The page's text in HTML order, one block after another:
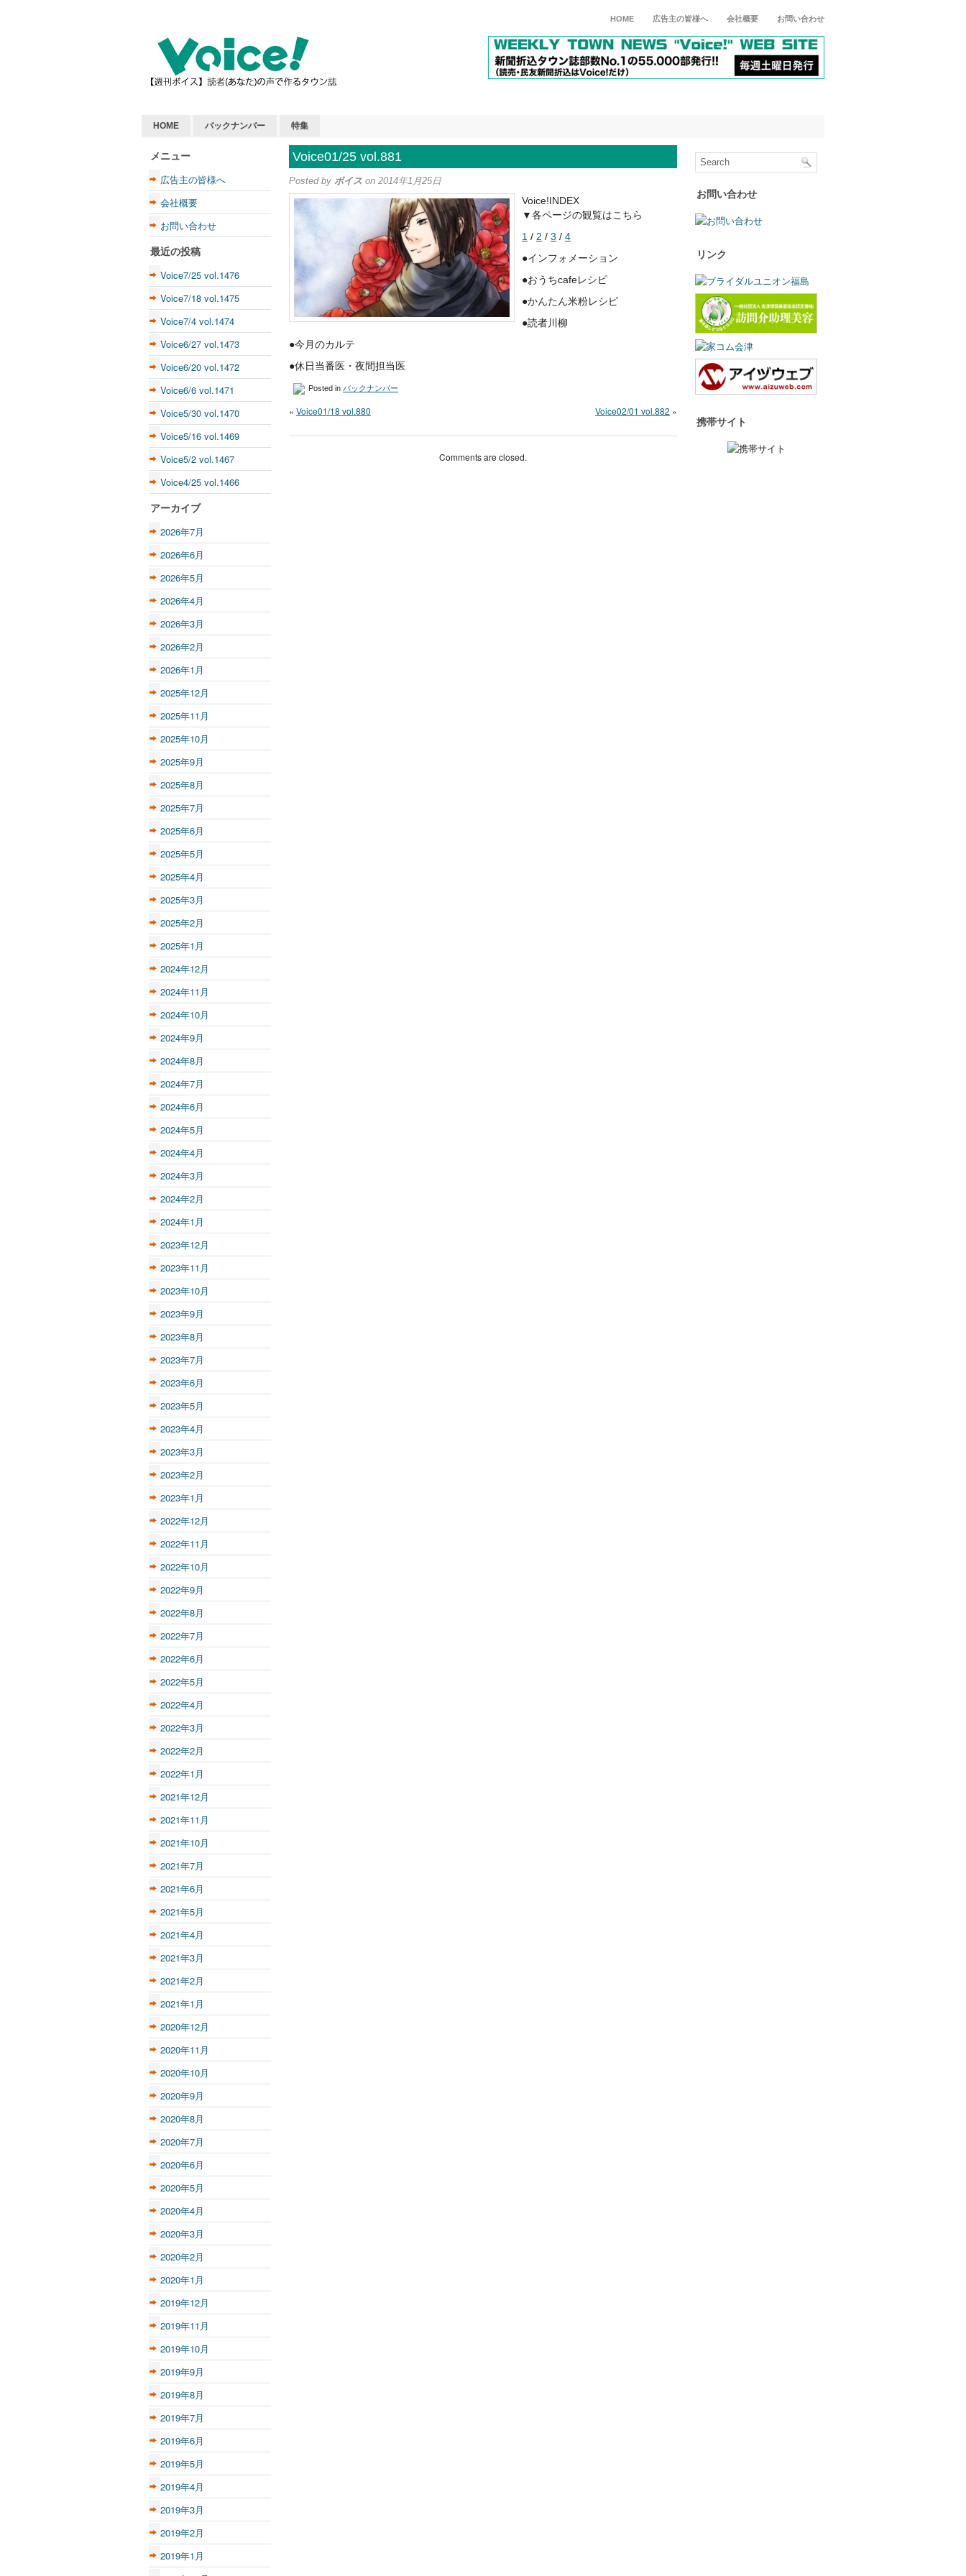
HOME 広告主の皆様へ 会社概要 お問い合わせ
HOME バックナンバー 特集
メニュー
広告主の皆様へ
会社概要
お問い合わせ
最近の投稿
Voice7/25 vol.1476
Voice7/18 vol.1475
Voice7/4 vol.1474
Voice6/27 vol.1473
Voice6/20 vol.1472
Voice6/6 vol.1471
Voice5/30 vol.1470
Voice5/16 vol.1469
Voice5/2 vol.1467
Voice4/25 vol.1466
アーカイブ
2026年7月
2026年6月
2026年5月
2026年4月
2026年3月
2026年2月
2026年1月
2025年12月
2025年11月
2025年10月
2025年9月
2025年8月
2025年7月
2025年6月
2025年5月
2025年4月
2025年3月
2025年2月
2025年1月
2024年12月
2024年11月
2024年10月
2024年9月
2024年8月
2024年7月
2024年6月
2024年5月
2024年4月
2024年3月
2024年2月
2024年1月
2023年12月
2023年11月
2023年10月
2023年9月
2023年8月
2023年7月
2023年6月
2023年5月
2023年4月
2023年3月
2023年2月
2023年1月
2022年12月
2022年11月
2022年10月
2022年9月
2022年8月
2022年7月
2022年6月
2022年5月
2022年4月
2022年3月
2022年2月
2022年1月
2021年12月
2021年11月
2021年10月
2021年7月
2021年6月
2021年5月
2021年4月
2021年3月
2021年2月
2021年1月
2020年12月
2020年11月
2020年10月
2020年9月
2020年8月
2020年7月
2020年6月
2020年5月
2020年4月
2020年3月
2020年2月
2020年1月
2019年12月
2019年11月
2019年10月
2019年9月
2019年8月
2019年7月
2019年6月
2019年5月
2019年4月
2019年3月
2019年2月
2019年1月
Voice01/25 vol.881
Posted by ボイス on 2014年1月25日
Voice!INDEX
▼各ページの観覧はこちら
1 / 2 / 3 / 4
●インフォメーション
●おうちcafeレシピ
●かんたん米粉レシピ
●読者川柳
●今月のカルテ
●休日当番医・夜間担当医
Posted in バックナンバー
« Voice01/18 vol.880 Voice02/01 vol.882 »
Comments are closed.
お問い合わせ
リンク
携帯サイト